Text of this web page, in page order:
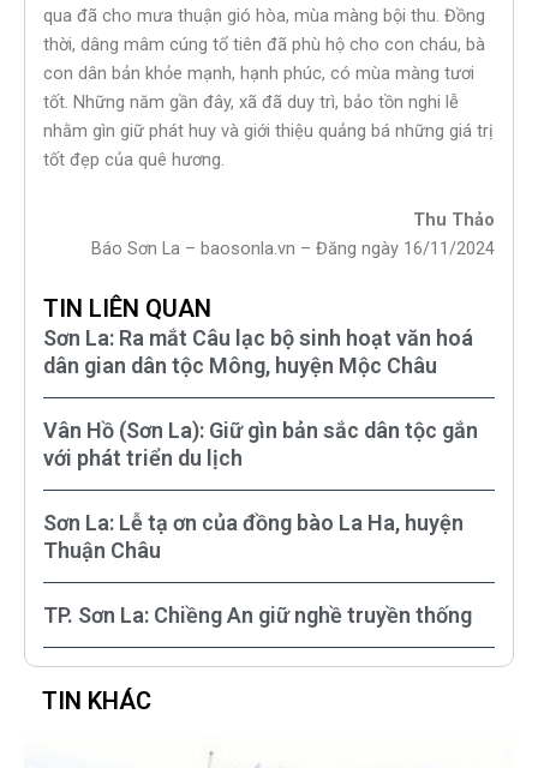
qua đã cho mưa thuận gió hòa, mùa màng bội thu. Đồng
thời, dâng mâm cúng tổ tiên đã phù hộ cho con cháu, bà
con dân bản khỏe mạnh, hạnh phúc, có mùa màng tươi
tốt. Những năm gần đây, xã đã duy trì, bảo tồn nghi lễ
nhằm gìn giữ phát huy và giới thiệu quảng bá những giá trị
tốt đẹp của quê hương.
Thu Thảo
Báo Sơn La – baosonla.vn – Đăng ngày 16/11/2024
TIN LIÊN QUAN
Sơn La: Ra mắt Câu lạc bộ sinh hoạt văn hoá
dân gian dân tộc Mông, huyện Mộc Châu
Vân Hồ (Sơn La): Giữ gìn bản sắc dân tộc gắn
với phát triển du lịch
Sơn La: Lễ tạ ơn của đồng bào La Ha, huyện
Thuận Châu
TP. Sơn La: Chiềng An giữ nghề truyền thống
TIN KHÁC